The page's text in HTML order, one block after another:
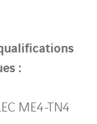
:
ME4-TN4